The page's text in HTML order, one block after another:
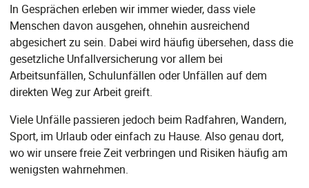
In Gesprächen erleben wir immer wieder, dass viele
Menschen davon ausgehen, ohnehin ausreichend
abgesichert zu sein. Dabei wird häufig übersehen, dass die
gesetzliche Unfallversicherung vor allem bei
Arbeitsunfällen, Schulunfällen oder Unfällen auf dem
direkten Weg zur Arbeit greift.
Viele Unfälle passieren jedoch beim Radfahren, Wandern,
Sport, im Urlaub oder einfach zu Hause. Also genau dort,
wo wir unsere freie Zeit verbringen und Risiken häufig am
wenigsten wahrnehmen.